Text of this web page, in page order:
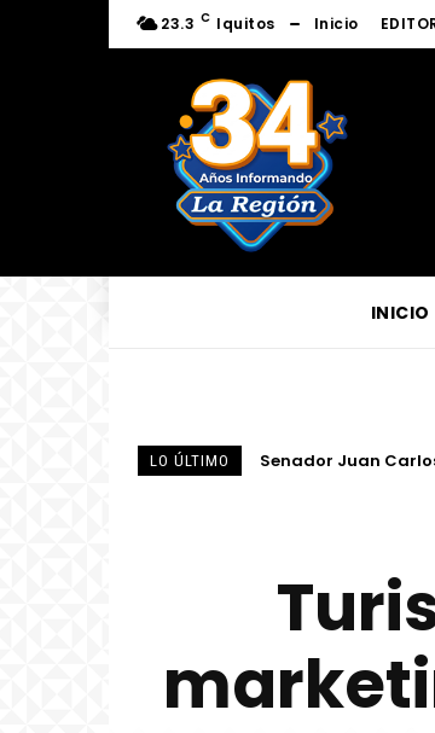
23.3 C Iquitos Inicio
INICIO
LO ÚLTIMO Centro de Escucha